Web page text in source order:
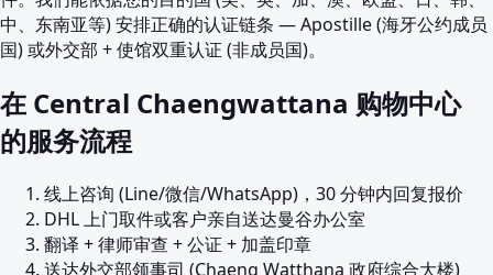
中、东南亚等) 安排正确的认证链条 — Apostille (海牙公约成员
国) 或外交部 + 使馆双重认证 (非成员国)。
在 Central Chaengwattana 购物中心
的服务流程
线上咨询 (Line/微信/WhatsApp)，30 分钟内回复报价
DHL 上门取件或客户亲自送达曼谷办公室
翻译 + 律师审查 + 公证 + 加盖印章
送达外交部领事司 (Chaeng Watthana 政府综合大楼)